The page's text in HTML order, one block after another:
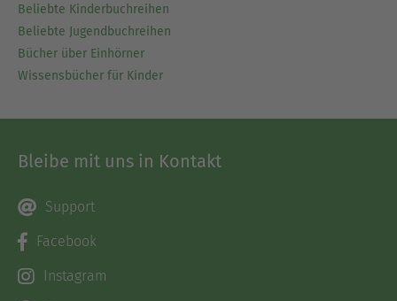
Beliebte Kinderbuchreihen
Beliebte Jugendbuchreihen
Bücher über Einhörner
Wissensbücher für Kinder
Bleibe mit uns in Kontakt
Support
Facebook
Instagram